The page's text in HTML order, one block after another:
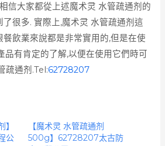
相信大家都從上述魔术灵 水管疏通剂的
很多. 實際上,魔术灵 水管疏通剂這
飲業來說都是非常實用的,但是在使
品有肯定的了解,以便在使用它們時可
疏通剂.Tel:62728207
】
公
【魔术灵 水管疏通剂
500g】62728207太古防